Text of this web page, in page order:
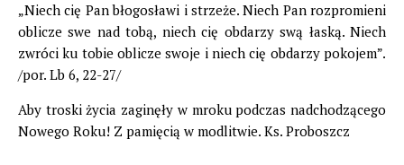
„Niech cię Pan błogosławi i strzeże. Niech Pan rozpromieni
oblicze swe nad tobą, niech cię obdarzy swą łaską. Niech
zwróci ku tobie oblicze swoje i niech cię obdarzy pokojem”.
/por. Lb 6, 22-27/
Aby troski życia zaginęły w mroku podczas nadchodzącego
Nowego Roku! Z pamięcią w modlitwie. Ks. Proboszcz